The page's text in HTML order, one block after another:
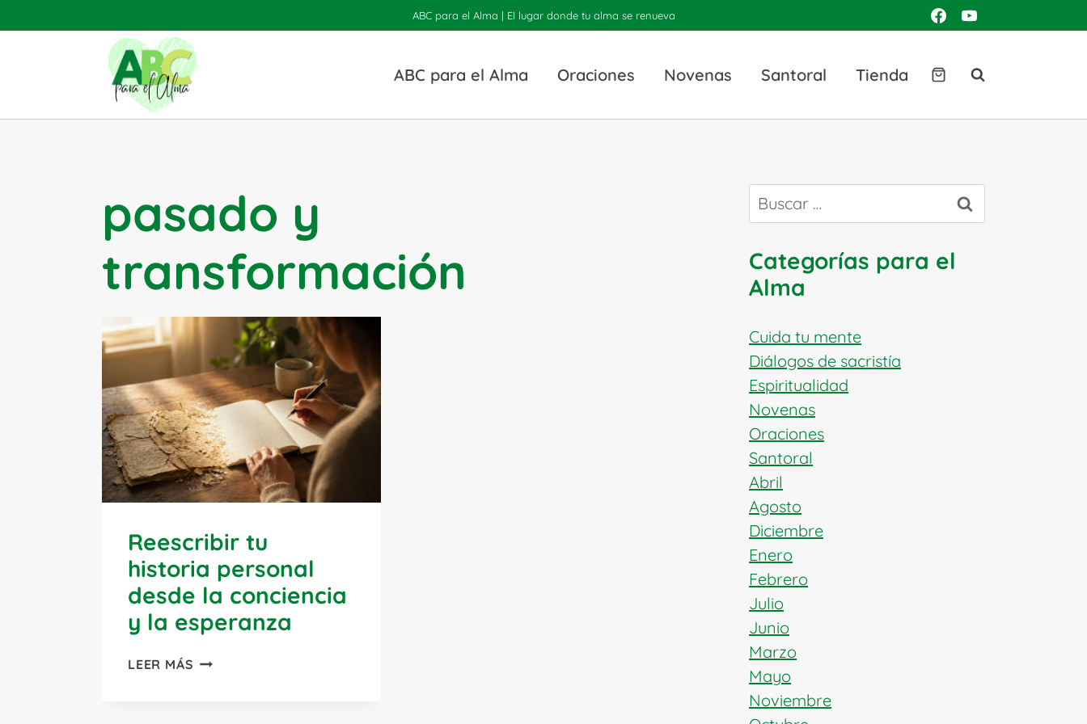
al
ABC para el Alma | El lugar donde tu alma se renueva
ABC para el Alma Oraciones Novenas Santoral Tienda
pasado y
transformación
Reescribir tu
historia personal
desde la conciencia
y la esperanza
LEER MÁS REESCRIBIR
Buscar:
Categorías para el
Alma
Cuida tu mente
Diálogos de sacristía
Espiritualidad
Novenas
Oraciones
Santoral
Abril
Agosto
Diciembre
Enero
Febrero
Julio
Junio
Marzo
Mayo
Noviembre